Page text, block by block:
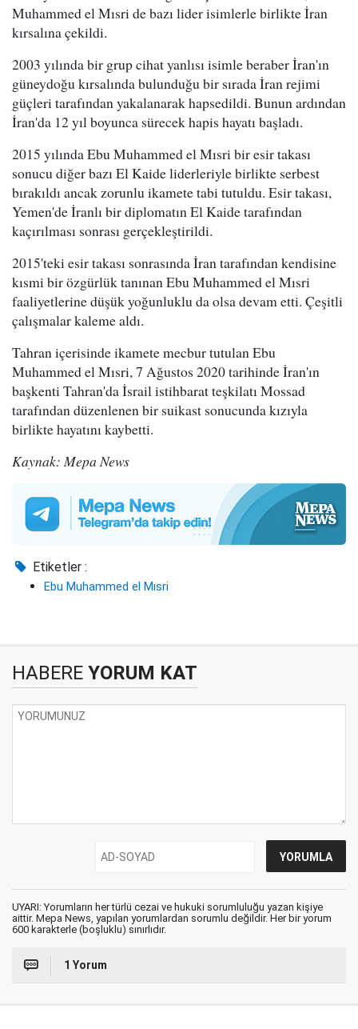
Muhammed el Mısri de bazı lider isimlerle birlikte İran
kırsalına çekildi.
2003 yılında bir grup cihat yanlısı isimle beraber İran'ın
güneydoğu kırsalında bulunduğu bir sırada İran rejimi
güçleri tarafından yakalanarak hapsedildi. Bunun ardından
İran'da 12 yıl boyunca sürecek hapis hayatı başladı.
2015 yılında Ebu Muhammed el Mısri bir esir takası
sonucu diğer bazı El Kaide liderleriyle birlikte serbest
bırakıldı ancak zorunlu ikamete tabi tutuldu. Esir takası,
Yemen'de İranlı bir diplomatın El Kaide tarafından
kaçırılması sonrası gerçekleştirildi.
2015'teki esir takası sonrasında İran tarafından kendisine
kısmi bir özgürlük tanınan Ebu Muhammed el Mısri
faaliyetlerine düşük yoğunluklu da olsa devam etti. Çeşitli
çalışmalar kaleme aldı.
Tahran içerisinde ikamete mecbur tutulan Ebu
Muhammed el Mısri, 7 Ağustos 2020 tarihinde İran'ın
başkenti Tahran'da İsrail istihbarat teşkilatı Mossad
tarafından düzenlenen bir suikast sonucunda kızıyla
birlikte hayatını kaybetti.
Kaynak: Mepa News
Etiketler :
Ebu Muhammed el Mısri
HABERE YORUM KAT
UYARI: Yorumların her türlü cezai ve hukuki sorumluluğu yazan kişiye
aittir. Mepa News, yapılan yorumlardan sorumlu değildir. Her bir yorum
600 karakterle (boşluklu) sınırlıdır.
1 Yorum